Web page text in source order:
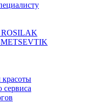
ROSILAK
сервиса